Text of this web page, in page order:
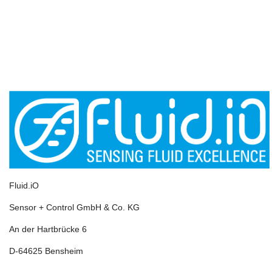
Fluid.iO
Sensor + Control GmbH & Co. KG
An der Hartbrücke 6
D-64625 Bensheim